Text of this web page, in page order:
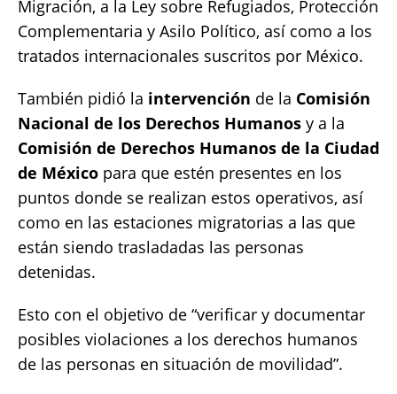
Migración, a la Ley sobre Refugiados, Protección
Complementaria y Asilo Político, así como a los
tratados internacionales suscritos por México.
También pidió la intervención de la Comisión
Nacional de los Derechos Humanos y a la
Comisión de Derechos Humanos de la Ciudad
de México para que estén presentes en los
puntos donde se realizan estos operativos, así
como en las estaciones migratorias a las que
están siendo trasladadas las personas
detenidas.
Esto con el objetivo de “verificar y documentar
posibles violaciones a los derechos humanos
de las personas en situación de movilidad”.